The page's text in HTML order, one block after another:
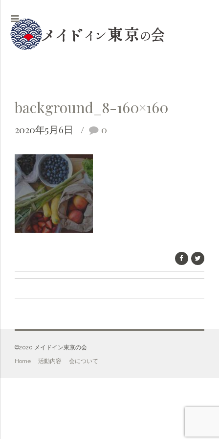
background_8-160×160
2020年5月6日 0
©️2020 メイドイン東京の会
Home 活動内容 会について